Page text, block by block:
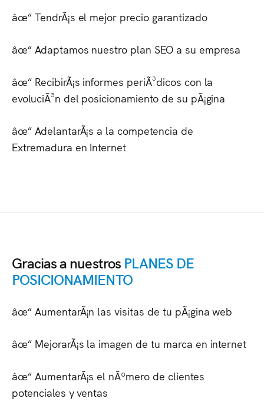
âœ“ TendrÃ¡s el mejor precio garantizado
âœ“ Adaptamos nuestro plan SEO a su empresa
âœ“ RecibirÃ¡s informes periÃ³dicos con la
evoluciÃ³n del posicionamiento de su pÃ¡gina
âœ“ AdelantarÃ¡s a la competencia de
Extremadura en Internet
Gracias a nuestros PLANES DE
POSICIONAMIENTO
âœ“ AumentarÃ¡n las visitas de tu pÃ¡gina web
âœ“ MejorarÃ¡s la imagen de tu marca en internet
âœ“ AumentarÃ¡s el nÃºmero de clientes
potenciales y ventas